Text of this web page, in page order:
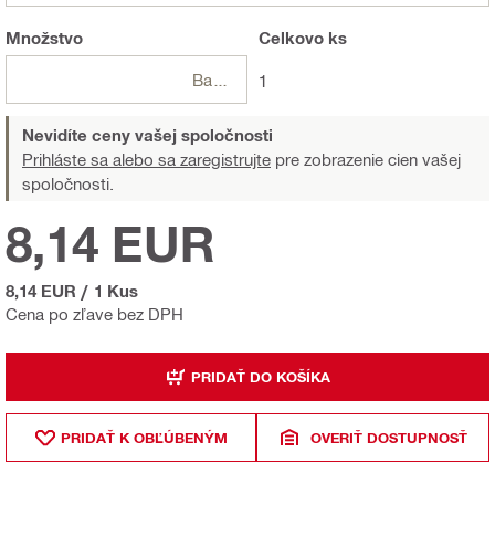
Množstvo Celkovo ks
1
Nevidíte ceny vašej spoločnosti
Prihláste sa alebo sa zaregistrujte pre zobrazenie cien vašej
spoločnosti.
Cena po zľave bez DPH
8,14 EUR
8,14 EUR / 1 Kus
PRIDAŤ DO KOŠÍKA
PRIDAŤ K OBĽÚBENÝM OVERIŤ DOSTUPNOSŤ